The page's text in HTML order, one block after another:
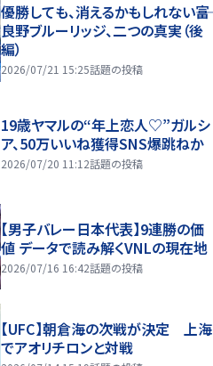
優勝しても、消えるかもしれない――富
良野ブルーリッジ、二つの真実（後
編）
2026/07/21 15:25話題の投稿
19歳ヤマルの“年上恋人♡”ガルシ
ア、50万いいね獲得SNS爆跳ねか
2026/07/20 11:12話題の投稿
【男子バレー日本代表】9連勝の価
値 データで読み解くVNLの現在地
2026/07/16 16:42話題の投稿
【UFC】朝倉海の次戦が決定 上海
でアオリチロンと対戦